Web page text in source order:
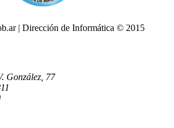
| Dirección de Informática © 2015
González, 77